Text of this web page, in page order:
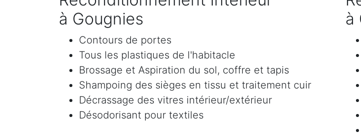
à Gougnies
Contours de portes
Tous les plastiques de l'habitacle
Brossage et Aspiration du sol, coffre et tapis
Shampoing des sièges en tissu et traitement cuir
Décrassage des vitres intérieur/extérieur
Désodorisant pour textiles
à